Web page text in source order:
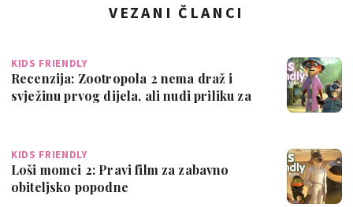
VEZANI ČLANCI
KIDS FRIENDLY
Recenzija: Zootropola 2 nema draž i
svježinu prvog dijela, ali nudi priliku za
KIDS FRIENDLY
Loši momci 2: Pravi film za zabavno
obiteljsko popodne